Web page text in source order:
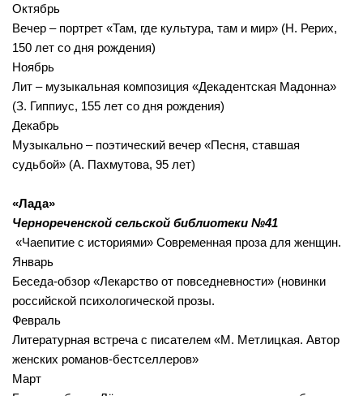
Октябрь
Вечер – портрет «Там, где культура, там и мир» (Н. Рерих,
150 лет со дня рождения)
Ноябрь
Лит – музыкальная композиция «Декадентская Мадонна»
(З. Гиппиус, 155 лет со дня рождения)
Декабрь
Музыкально – поэтический вечер «Песня, ставшая
судьбой» (А. Пахмутова, 95 лет)
«Лада»
Чернореченской сельской библиотеки №41
«Чаепитие с историями» Современная проза для женщин.
Январь
Беседа-обзор «Лекарство от повседневности» (новинки
российской психологической прозы.
Февраль
Литературная встреча с писателем «М. Метлицкая. Автор
женских романов-бестселлеров»
Март